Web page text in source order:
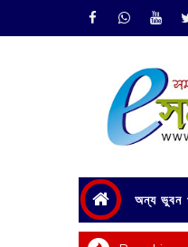
অন্য ভুবন